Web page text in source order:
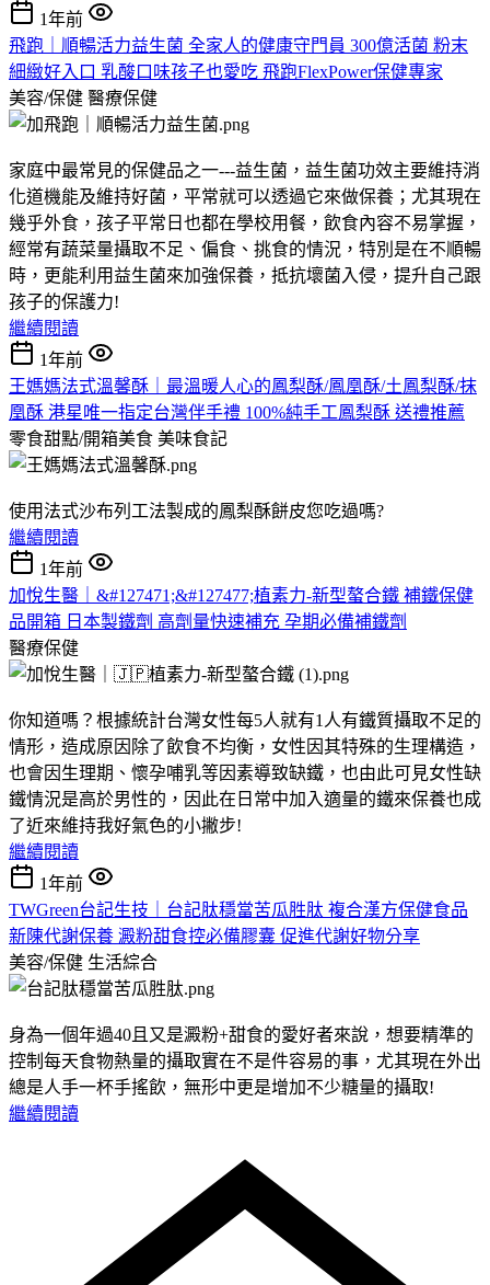
1年前
飛跑｜順暢活力益生菌 全家人的健康守門員 300億活菌 粉末
細緻好入口 乳酸口味孩子也愛吃 飛跑FlexPower保健專家
美容/保健 醫療保健
家庭中最常見的保健品之一---益生菌，益生菌功效主要維持消
化道機能及維持好菌，平常就可以透過它來做保養；尤其現在
幾乎外食，孩子平常日也都在學校用餐，飲食內容不易掌握，
經常有蔬菜量攝取不足、偏食、挑食的情況，特別是在不順暢
時，更能利用益生菌來加強保養，抵抗壞菌入侵，提升自己跟
孩子的保護力!
繼續閱讀
1年前
王媽媽法式溫馨酥｜最溫暖人心的鳳梨酥/鳳凰酥/土鳳梨酥/抹
凰酥 港星唯一指定台灣伴手禮 100%純手工鳳梨酥 送禮推薦
零食甜點/開箱美食 美味食記
使用法式沙布列工法製成的鳳梨酥餅皮您吃過嗎?
繼續閱讀
1年前
加悅生醫｜&#127471;&#127477;植素力-新型螯合鐵 補鐵保健
品開箱 日本製鐵劑 高劑量快速補充 孕期必備補鐵劑
醫療保健
你知道嗎？根據統計台灣女性每5人就有1人有鐵質攝取不足的
情形，造成原因除了飲食不均衡，女性因其特殊的生理構造，
也會因生理期、懷孕哺乳等因素導致缺鐵，也由此可見女性缺
鐵情況是高於男性的，因此在日常中加入適量的鐵來保養也成
了近來維持我好氣色的小撇步!
繼續閱讀
1年前
TWGreen台記生技｜台記肽穩當苦瓜胜肽 複合漢方保健食品
新陳代謝保養 澱粉甜食控必備膠囊 促進代謝好物分享
美容/保健 生活綜合
身為一個年過40且又是澱粉+甜食的愛好者來說，想要精準的
控制每天食物熱量的攝取實在不是件容易的事，尤其現在外出
總是人手一杯手搖飲，無形中更是增加不少糖量的攝取!
繼續閱讀